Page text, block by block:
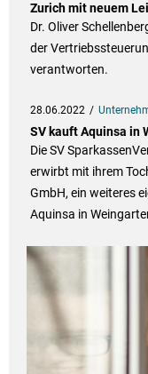
Zurich mit neuem
Dr. Oliver
der
verantworten.
28.06.2022
SV kauft Aquinsa in
Die SV
erwirbt mit ihrem
GmbH, ein weiteres
Aquinsa in